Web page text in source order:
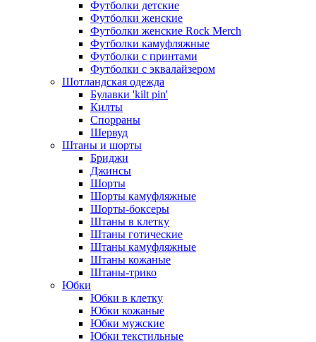
Футболки детские
Футболки женские
Футболки женские Rock Merch
Футболки камуфляжные
Футболки с принтами
Футболки с эквалайзером
Шотландская одежда
Булавки 'kilt pin'
Килты
Спорраны
Шервуд
Штаны и шорты
Бриджи
Джинсы
Шорты
Шорты камуфляжные
Шорты-боксеры
Штаны в клетку
Штаны готические
Штаны камуфляжные
Штаны кожаные
Штаны-трико
Юбки
Юбки в клетку
Юбки кожаные
Юбки мужские
Юбки текстильные